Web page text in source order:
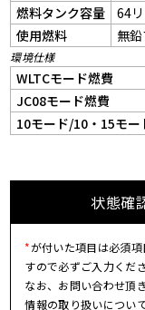
燃料タンク容量
64
使用燃料
無
環境仕様
WLTCモード燃費
JC08モード燃費
10モード/10・15モー
状態確
*が付いた項目は必須
すので必ずご入力くださ
なお、お問い合わせ頂
情報の取り扱いについ